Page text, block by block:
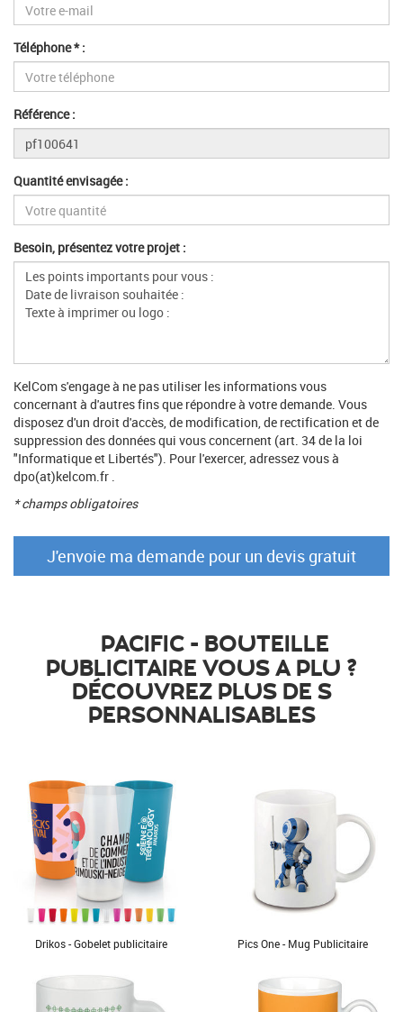
Téléphone * :
Référence :
Quantité envisagée :
Besoin, présentez votre projet :
KelCom s'engage à ne pas utiliser les informations vous
concernant à d'autres fins que répondre à votre demande. Vous
disposez d'un droit d'accès, de modification, de rectification et de
suppression des données qui vous concernent (art. 34 de la loi
"Informatique et Libertés"). Pour l'exercer, adressez vous à
dpo(at)kelcom.fr .
* champs obligatoires
PACIFIC - BOUTEILLE
PUBLICITAIRE VOUS A PLU ?
DÉCOUVREZ PLUS DE S
PERSONNALISABLES
Drikos - Gobelet publicitaire Pics One - Mug Publicitaire